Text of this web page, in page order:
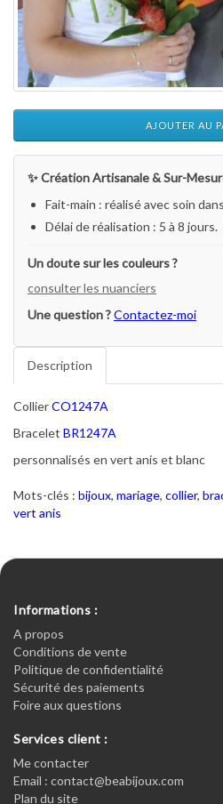
AJOUTER AU
✨ Création Artisanale & Sur-
Fait-main : réalisé avec soin
Délai de réalisation : 5 à 8 jours.
Un doute sur les couleurs ?
consulter les nuanciers
Une question ?Contactez-moi
Description
CollierCO1247A
Bracelet BR1247A
personnalisés en vert anis et blanc
Mots-clés : bijoux, mariage, collier,
vert anis
Informations :
A propos
Conditions de vente
Politique de confidentialité
Sécurité des paiements
Foire aux questions
Services client :
Me contacter
Email : contact@beabijoux.com
Plan du site